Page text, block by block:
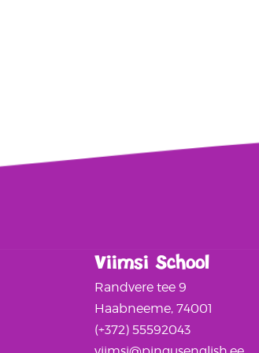
Viimsi School
Randvere tee 9
Haabneeme, 74001
(+372) 55592043